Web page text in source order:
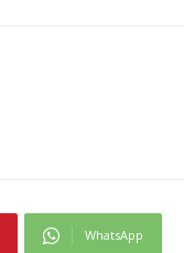
WhatsApp